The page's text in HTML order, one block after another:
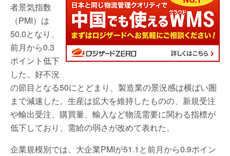
者景気指数
（PMI）は
50.0となり、
前月から0.3
ポイント低下
した。好不況
の節目となる50にとどまり、製造業の景況感は横ばい圏
まで減速した。生産は拡大を維持したものの、新規受注
や輸出受注、購買量、輸入など物流需要に関わる指標が
低下しており、需給の弱さが改めて表れた。
企業規模別では、大企業PMIが51.1と前月から0.9ポイン